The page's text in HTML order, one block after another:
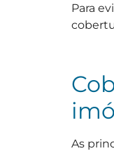
Para
As